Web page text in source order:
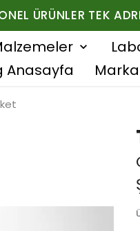
ÜRÜNLER TEK
Anasayfa